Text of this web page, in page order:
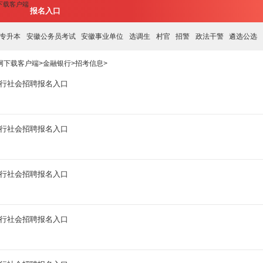
载客户端
报名入口
升本 安徽公务员考试 安徽事业单位 选调生 村官 招警 政法干警 遴选公选
下载客户端>金融银行>招考信息>
社会招聘报名入口
社会招聘报名入口
社会招聘报名入口
社会招聘报名入口